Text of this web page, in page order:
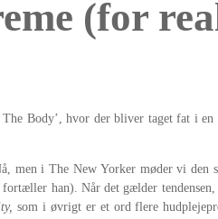
(for
Body’, hvor der bliver taget fat i en
men i The New Yorker møder vi den
han). Når det gælder tendensen,
som i øvrigt er et ord flere